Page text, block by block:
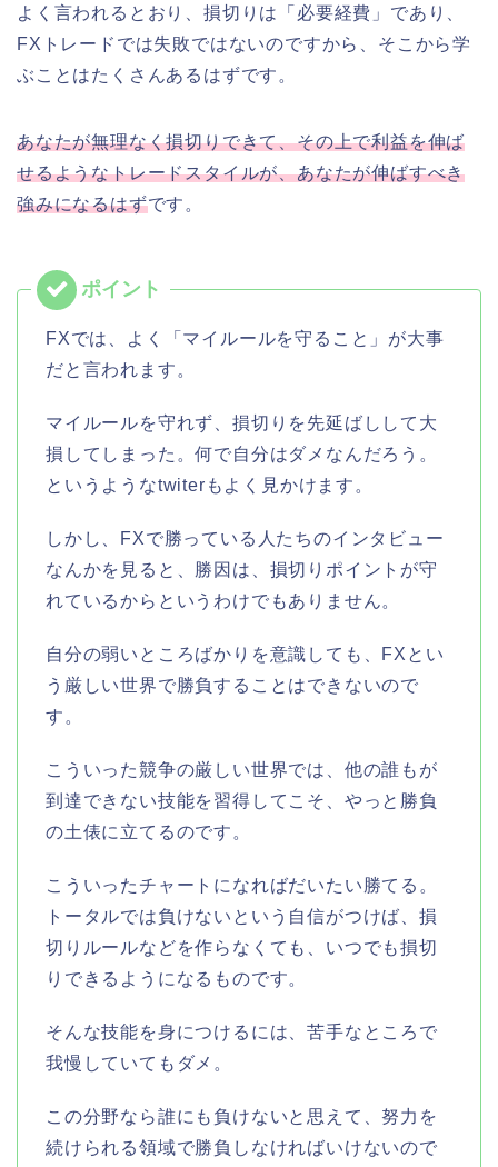
よく言われるとおり、損切りは「必要経費」であり、
FXトレードでは失敗ではないのですから、そこから学
ぶことはたくさんあるはずです。
あなたが無理なく損切りできて、その上で利益を伸ば
せるようなトレードスタイルが、あなたが伸ばすべき
強みになるはずです。
FXでは、よく「マイルールを守ること」が大事
だと言われます。
マイルールを守れず、損切りを先延ばしして大
損してしまった。何で自分はダメなんだろう。
というようなtwiterもよく見かけます。
しかし、FXで勝っている人たちのインタビュー
なんかを見ると、勝因は、損切りポイントが守
れているからというわけでもありません。
自分の弱いところばかりを意識しても、FXとい
う厳しい世界で勝負することはできないので
す。
こういった競争の厳しい世界では、他の誰もが
到達できない技能を習得してこそ、やっと勝負
の土俵に立てるのです。
こういったチャートになればだいたい勝てる。
トータルでは負けないという自信がつけば、損
切りルールなどを作らなくても、いつでも損切
りできるようになるものです。
そんな技能を身につけるには、苦手なところで
我慢していてもダメ。
この分野なら誰にも負けないと思えて、努力を
続けられる領域で勝負しなければいけないので